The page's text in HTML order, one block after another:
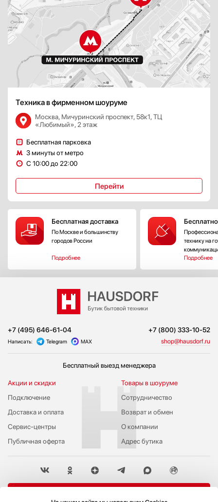
Техника в фирменном шоуруме
Москва, Мичуринский проспект, 58к1, ТЦ
«Любимый», 2 этаж
Бесплатная парковка
3 минуты от метро
С 10:00 до 22:00
Перейти
Бесплатная доставка
По Москве и большинству
городов России
Подробнее
технику на
Подробнее
+7 (495) 646-61-04 +7 (800) 333-10-52
Написать: Telegram MAX shop@hausdorf.ru
Бесплатный выезд менеджера
Акции и скидки
Подключение
Публичная оферта
Сервис-центры
Доставка и оплата
Сотрудничество
Возврат и обмен
Товары в шоуруме
О компании
Адрес бутика